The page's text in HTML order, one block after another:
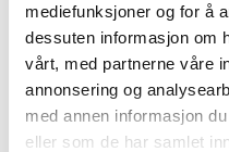
mediefunksjoner og for å
dessuten informasjon om
vårt, med partnerne våre
annonsering og
med annen informasjon
eller som de har samlet